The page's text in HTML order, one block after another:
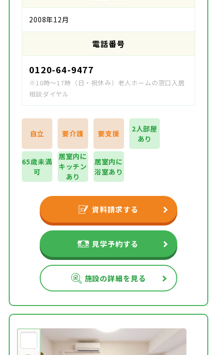
2008年12月
電話番号
0120-64-9477
※10時～17時（日・祝休み）老人ホームの窓口入居
相談ダイヤル
自立 要介護 要支援
2人部屋
あり
65歳未満
可
居室内に
キッチン
あり
居室内に
浴室あり
資料請求する
見学予約する
施設の詳細を見る